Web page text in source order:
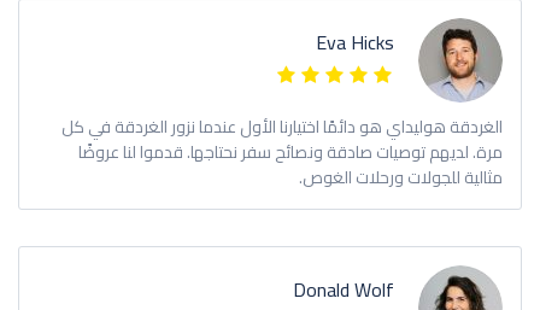
Eva Hicks
الغردقة هوليداي هو دائمًا اختيارنا الأول عندما نزور الغردقة في كل
مرة. لديهم توصيات صادقة ونصائح سفر نحتاجها. قدموا لنا عروضًا
مثالية للجولات ورحلات الغوص.
Donald Wolf